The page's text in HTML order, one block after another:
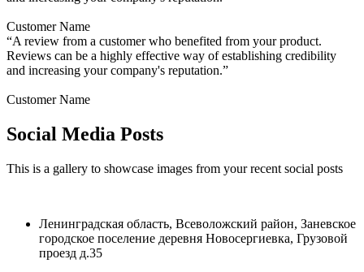
Customer Name
“A review from a customer who benefited from your product.
Reviews can be a highly effective way of establishing credibility
and increasing your company's reputation.”
Customer Name
Social Media Posts
This is a gallery to showcase images from your recent social posts
Ленинградская область, Всеволожский район, Заневское
городское поселение деревня Новосергиевка, Грузовой
проезд д.35